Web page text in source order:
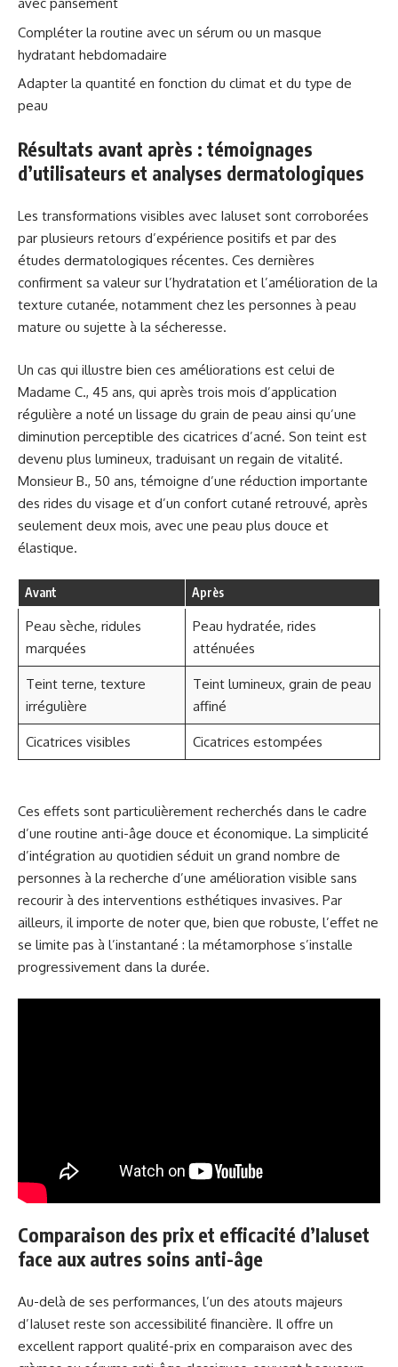
avec pansement
Compléter la routine avec un sérum ou un masque
hydratant hebdomadaire
Adapter la quantité en fonction du climat et du type de
peau
Résultats avant après : témoignages
d’utilisateurs et analyses dermatologiques
Les transformations visibles avec Ialuset sont corroborées
par plusieurs retours d’expérience positifs et par des
études dermatologiques récentes. Ces dernières
confirment sa valeur sur l’hydratation et l’amélioration de la
texture cutanée, notamment chez les personnes à peau
mature ou sujette à la sécheresse.
Un cas qui illustre bien ces améliorations est celui de
Madame C., 45 ans, qui après trois mois d’application
régulière a noté un lissage du grain de peau ainsi qu’une
diminution perceptible des cicatrices d’acné. Son teint est
devenu plus lumineux, traduisant un regain de vitalité.
Monsieur B., 50 ans, témoigne d’une réduction importante
des rides du visage et d’un confort cutané retrouvé, après
seulement deux mois, avec une peau plus douce et
élastique.
Avant Après
Peau sèche, ridules
marquées
Peau hydratée, rides
atténuées
Teint terne, texture
irrégulière
Teint lumineux, grain de peau
affiné
Cicatrices visibles Cicatrices estompées
Ces effets sont particulièrement recherchés dans le cadre
d’une routine anti-âge douce et économique. La simplicité
d’intégration au quotidien séduit un grand nombre de
personnes à la recherche d’une amélioration visible sans
recourir à des interventions esthétiques invasives. Par
ailleurs, il importe de noter que, bien que robuste, l’effet ne
se limite pas à l’instantané : la métamorphose s’installe
progressivement dans la durée.
Comparaison des prix et efficacité d’Ialuset
face aux autres soins anti-âge
Au-delà de ses performances, l’un des atouts majeurs
d’Ialuset reste son accessibilité financière. Il offre un
excellent rapport qualité-prix en comparaison avec des